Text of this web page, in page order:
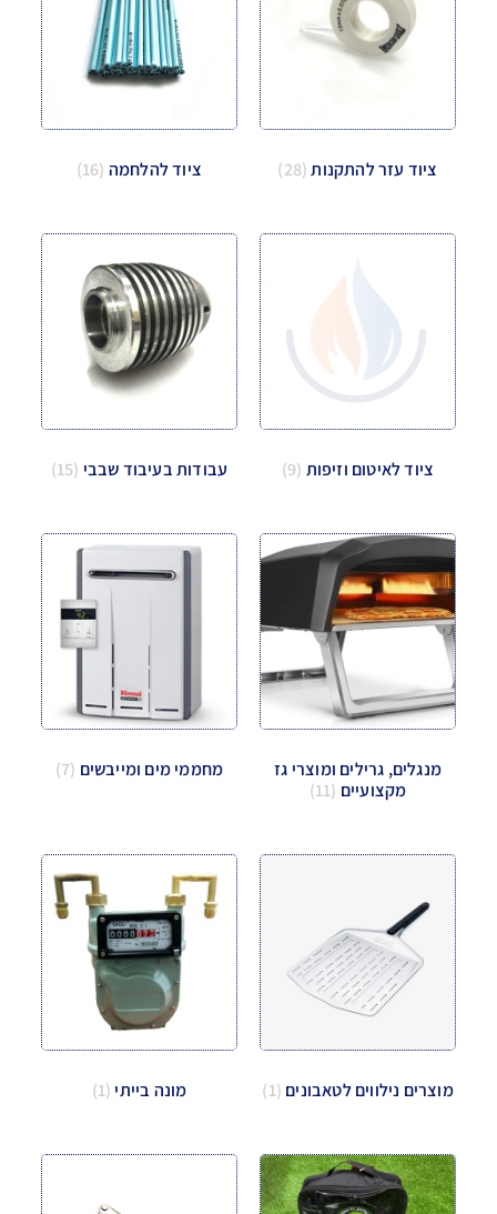
ציוד עזר להתקנות(28) ציוד להלחמה (16)
ציוד לאיטום וזיפות (9) עבודות בעיבוד שבבי (15)
מנגלים, גרילים ומוצרי גז
מקצועיים (11)
מחממי מים ומייבשים (7)
מוצרים נילווים לטאבונים (1) מונה בייתי (1)